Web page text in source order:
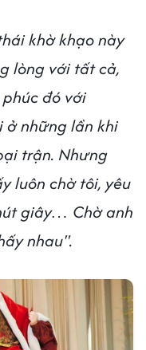
khờ khạo này
lòng với tất cả,
đó với
ở những lần khi
trận. Nhưng
luôn chờ tôi, yêu
giây… Chờ anh
nhau".